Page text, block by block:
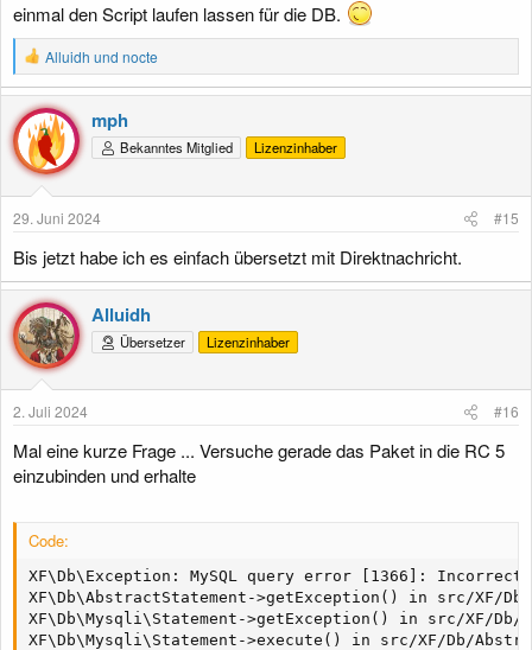
einmal den Script laufen lassen für die DB.
R
e
a
k
t
o
n
n
Alluidh und nocte
mph
Bekanntes Mitglied Lizenzinhaber
29. Juni 2024 #15
Bis jetzt habe ich es einfach übersetzt mit Direktnachricht.
Alluidh
Übersetzer Lizenzinhaber
2. Juli 2024 #16
Mal eine kurze Frage ... Versuche gerade das Paket in die RC 5
einzubinden und erhalte
Code:
XF\Db\Exception: MySQL query error [1366]:
XF\Db\AbstractStatement->getException() in src/XF/
XF\Db\Mysqli\Statement->getException() in src/XF/
XF\Db\Mysqli\Statement->execute() in src/XF/Db/